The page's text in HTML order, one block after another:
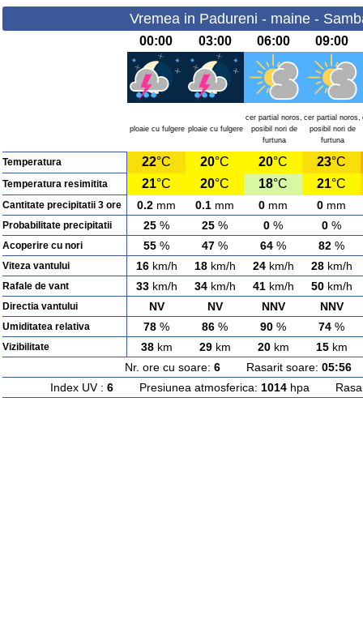
Vremea in Padureni - maine -
00:00 03:00 06:00 09:00
ploaie cu fulgere ploaie cu fulgere
cer partial noros,
posibil nori de
furtuna
cer partial noros,
posibil nori de
furtuna
Temperatura 22°C 20°C 20°C 23°C
Temperatura resimitita 21°C 20°C 18°C 21°C
Cantitate precipitatii 3 ore 0.2 mm 0.1 mm 0 mm 0 mm
Probabilitate precipitatii 25 % 25 % 0 % 0 %
Acoperire cu nori 55 % 47 % 64 % 82 %
Viteza vantului 16km/h 18km/h 24km/h 28km/h
Rafale de vant 33km/h 34km/h 41km/h 50km/h
Directia vantului NV NV NNV NNV
Umiditatea relativa 78 % 86 % 90 % 74 %
Vizibilitate 38km 29km 20km 15km
Nr. ore cu soare: 6Rasarit soare: 05:56
Index UV : 6Presiunea atmosferica: 1014hpa